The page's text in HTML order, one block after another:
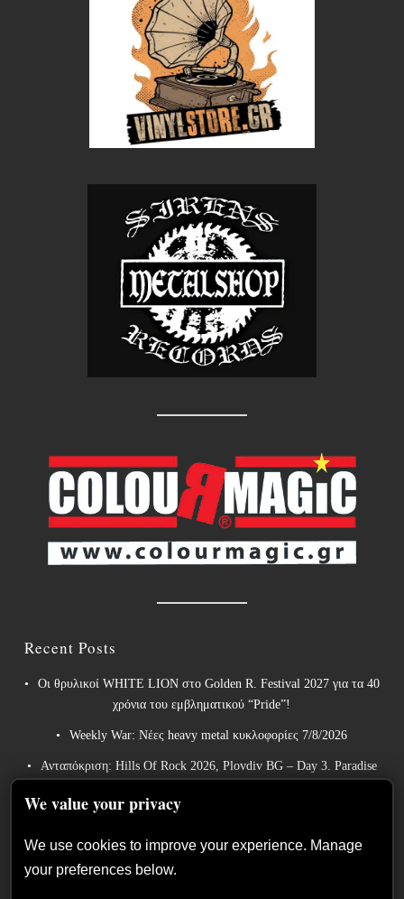
Recent Posts
Οι θρυλικοί WHITE LION στο Golden R. Festival 2027 για τα 40
χρόνια του εμβληματικού “Pride”!
Weekly War: Νέες heavy metal κυκλοφορίες 7/8/2026
Ανταπόκριση: Hills Of Rock 2026, Plovdiv BG – Day 3. Paradise
Πλόβντιβ
Οι Γερμανοί πρωτοπόροι του συμφωνικού metal XANDRIA
We value your privacy
We use cookies to improve your experience. Manage
your preferences below.